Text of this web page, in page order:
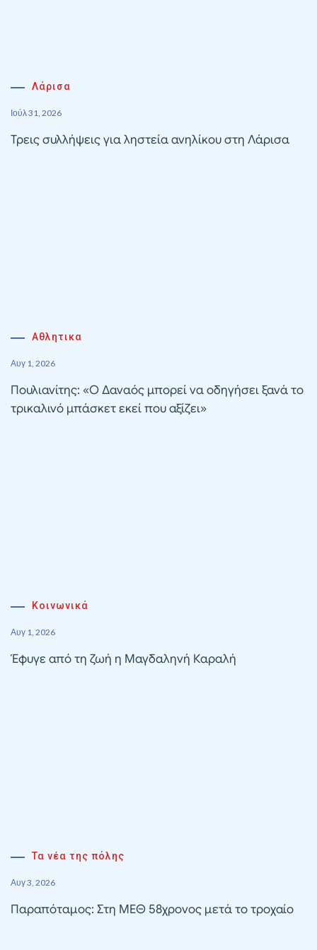
Λάρισα
Ιούλ 31, 2026
Τρεις συλλήψεις για ληστεία ανηλίκου στη Λάρισα
Αθλητικα
Αυγ 1, 2026
Πουλιανίτης: «Ο Δαναός μπορεί να οδηγήσει ξανά το
τρικαλινό μπάσκετ εκεί που αξίζει»
Κοινωνικά
Αυγ 1, 2026
Έφυγε από τη ζωή η Μαγδαληνή Καραλή
Τα νέα της πόλης
Αυγ 3, 2026
Παραπόταμος: Στη ΜΕΘ 58χρονος μετά το τροχαίο